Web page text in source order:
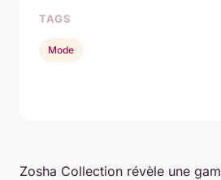
Zosha Collection révèle une
TAGS
Mode